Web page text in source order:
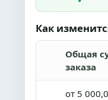
Как
Общая
заказа
от 5